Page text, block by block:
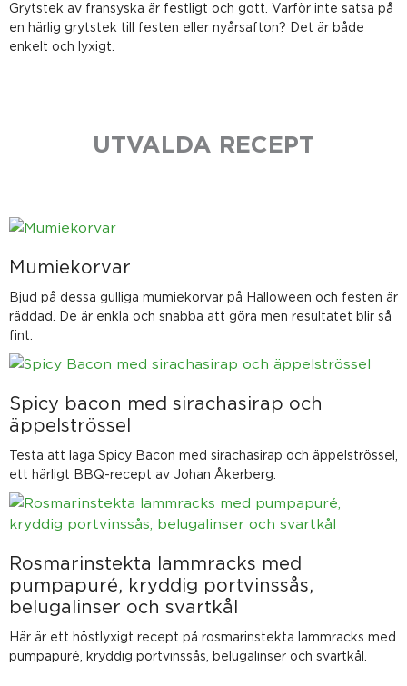
Grytstek av fransyska är festligt och gott. Varför inte satsa på
en härlig grytstek till festen eller nyårsafton? Det är både
enkelt och lyxigt.
UTVALDA RECEPT
Mumiekorvar
Bjud på dessa gulliga mumiekorvar på Halloween och festen är
räddad. De är enkla och snabba att göra men resultatet blir så
fint.
Spicy bacon med sirachasirap och
äppelströssel
Testa att laga Spicy Bacon med sirachasirap och äppelströssel,
ett härligt BBQ-recept av Johan Åkerberg.
Rosmarinstekta lammracks med
pumpapuré, kryddig portvinssås,
belugalinser och svartkål
Här är ett höstlyxigt recept på rosmarinstekta lammracks med
pumpapuré, kryddig portvinssås, belugalinser och svartkål.